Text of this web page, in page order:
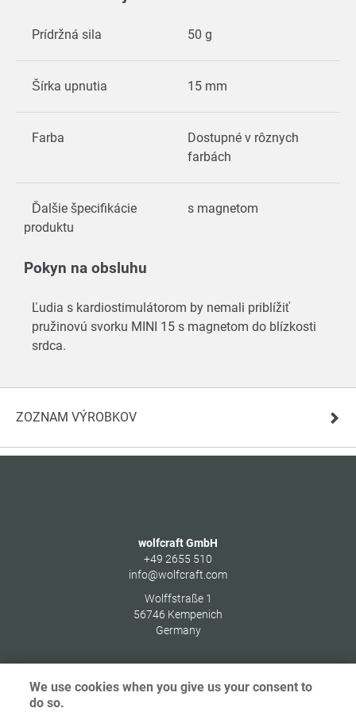
Prídržná sila 50 g
Šírka upnutia 15 mm
Farba
Dostupné v rôznych
farbách
Ďalšie špecifikácie
produktu
s magnetom
Pokyn na obsluhu
Ľudia s kardiostimulátorom by nemali priblížiť
pružinovú svorku MINI 15 s magnetom do blízkosti
srdca.
ZOZNAM VÝROBKOV
wolfcraft GmbH
+49 2655 510
info@wolfcraft.com
Wolffstraße 1
56746 Kempenich
Germany
We use cookies when you give us your consent to
do so.